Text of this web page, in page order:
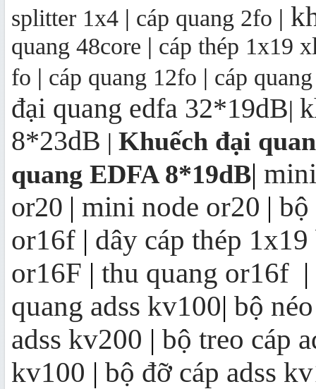
splitter 1x4 | cáp quang 2fo |
quang 48core | cáp thép 1x19
fo | cáp quang 12fo | cáp
đại quang edfa 32*19dB|
8*23dB | Khuếch đại
quang EDFA 8*19dB|
or20 | mini node or20 | bộ
or16f | dây cáp thép
or16F | thu quang or16f |
quang adss kv100| bộ
adss kv200 | bộ treo cáp
kv100 | bộ đỡ cáp adss